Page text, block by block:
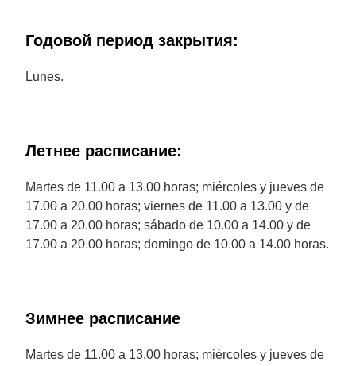
Годовой период закрытия:
Lunes.
Летнее расписание:
Martes de 11.00 a 13.00 horas; miércoles y jueves de
17.00 a 20.00 horas; viernes de 11.00 a 13.00 y de
17.00 a 20.00 horas; sábado de 10.00 a 14.00 y de
17.00 a 20.00 horas; domingo de 10.00 a 14.00 horas.
Зимнее расписание
Martes de 11.00 a 13.00 horas; miércoles y jueves de